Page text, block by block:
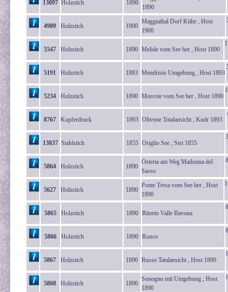
13097 Holzstich 1890
1890
4909 Holzstich 1900
Maggiathal Dorf Kühe , Host
1900
5547 Holzstich 1890 Melide vom See her , Host 1890
5191 Holzstich 1893 Mendrisio Umgebung , Host 1893
5234 Holzstich 1890 Morcote vom See her , Host 1890
8767 Kupferdruck 1893 Olivone Totalansicht , Kudr 1893
13837 Stahlstich 1855 Origlio See , Stst 1855
5864 Holzstich 1890
Osteria am Weg Madonna del
Sasso
5627 Holzstich 1890
Ponte Tresa vom See her , Host
1890
5865 Holzstich 1890 Ritorto Valle Bavona
5866 Holzstich 1890 Ronco
5867 Holzstich 1890 Russo Tatalansicht , Host 1890
5868 Holzstich 1890
Sonogno mit Umgebung , Host
1890